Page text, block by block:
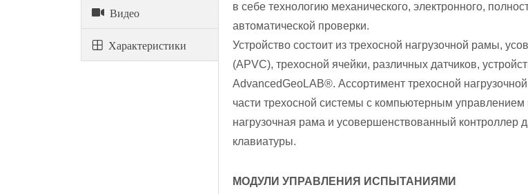
Видео
Xарактеристики
в себе технологию механического, электронного,
автоматической проверки.
Устройство состоит из трехосной нагрузочной рамы,
(APVC), трехосной ячейки, различных датчиков,
AdvancedGeoLAB®. Ассортимент трехосной
части трехосной системы с компьютерным управлением
нагрузочная рама и усовершенствованный
клавиатуры.
МОДУЛИ УПРАВЛЕНИЯ ИСПЫТАНИЯМИ